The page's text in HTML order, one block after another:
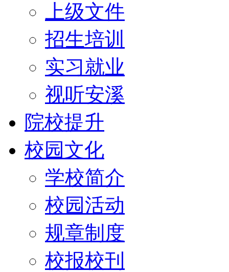
上级文件
招生培训
实习就业
视听安溪
院校提升
校园文化
学校简介
校园活动
规章制度
校报校刊